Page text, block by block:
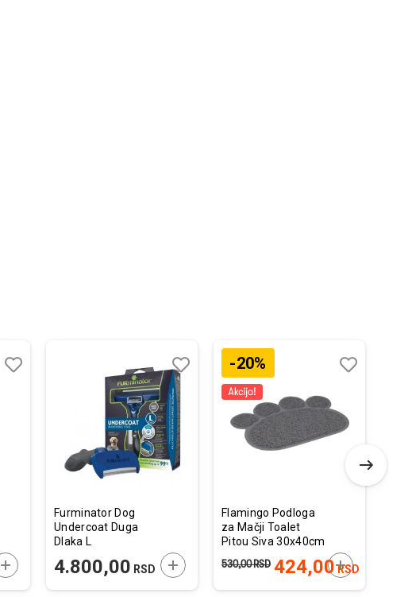
DODAJTE U KORPU
Furminator Dog
Undercoat Duga
Dlaka L
4.800,00 RSD DODAJTE U KORPU
Dodaj
u
listu
želja
Uporedi
-20%
Flamingo Podloga
za Mačji Toalet
Pitou Siva 30x40cm
424,00RSD
530,00RSD DODAJTE U
listu
želja